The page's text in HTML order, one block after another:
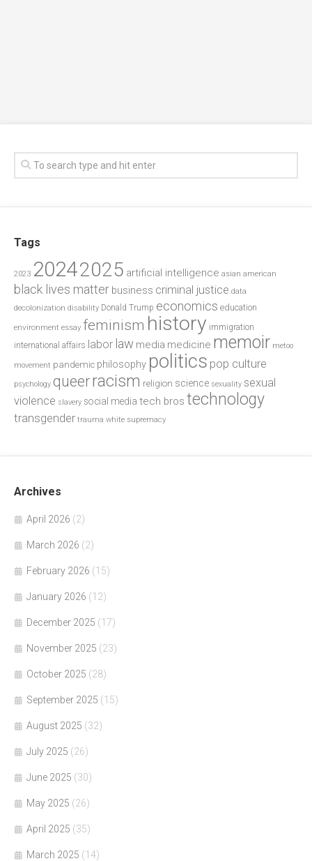
Tags
2023 20242025 artificial intelligence asian american
black lives matter business criminal justice data
decolonization disability Donald Trump economics education
environment essay feminism history immigration
international affairs labor law media medicine memoir metoo
movement pandemic philosophy politics pop culture
psychology queerracism religion science sexuality sexual
violence slavery social media tech bros technology
transgender trauma white supremacy
Archives
April 2026 (2)
March 2026 (2)
February 2026 (15)
January 2026 (12)
December 2025 (17)
November 2025 (23)
October 2025 (28)
September 2025 (15)
August 2025 (32)
July 2025 (26)
June 2025 (30)
May 2025 (26)
April 2025 (35)
March 2025 (14)